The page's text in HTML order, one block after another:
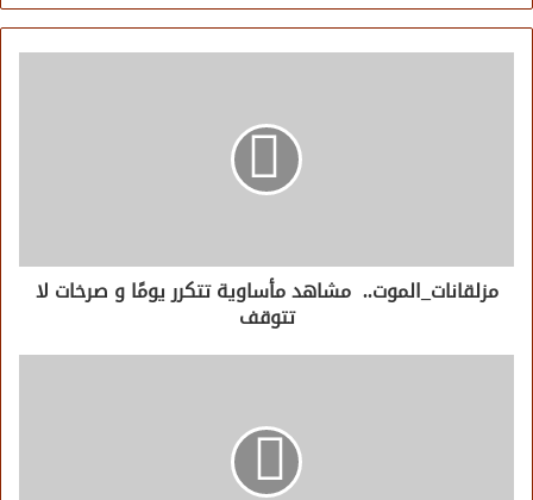
مزلقانات_الموت.. مشاهد مأساوية تتكرر يومًا و صرخات لا
تتوقف